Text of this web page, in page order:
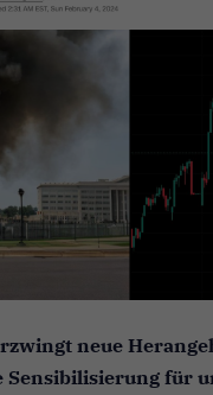
neue
Sensibilisierung für